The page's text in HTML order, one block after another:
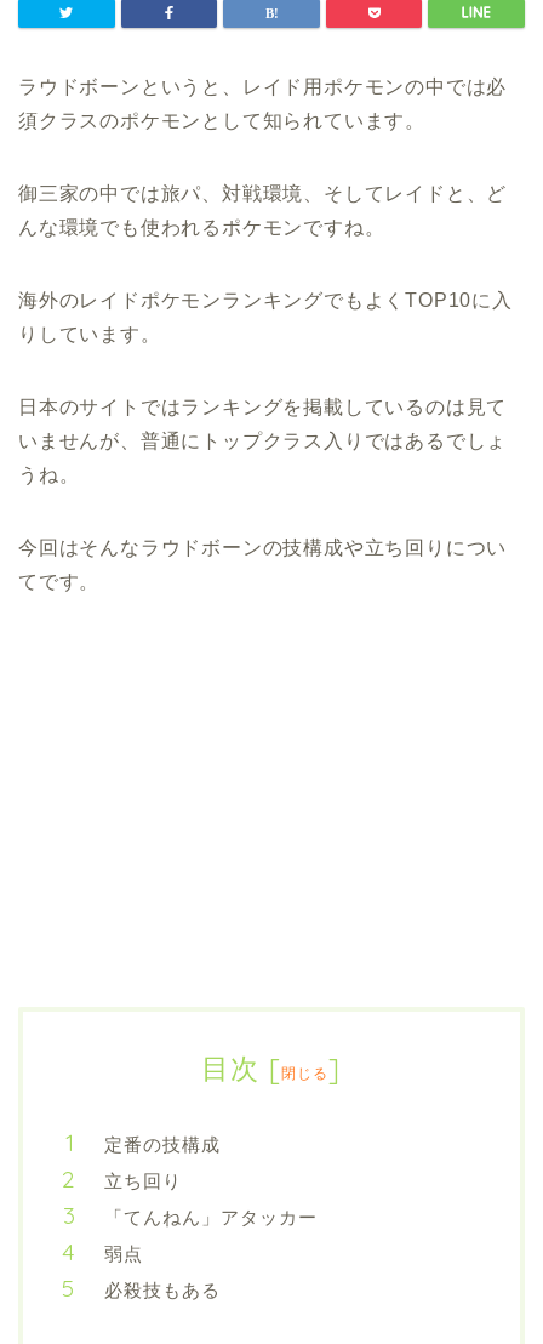
ラウドボーンというと、レイド用ポケモンの中では必
須クラスのポケモンとして知られています。
御三家の中では旅パ、対戦環境、そしてレイドと、ど
んな環境でも使われるポケモンですね。
海外のレイドポケモンランキングでもよくTOP10に入
りしています。
日本のサイトではランキングを掲載しているのは見て
いませんが、普通にトップクラス入りではあるでしょ
うね。
今回はそんなラウドボーンの技構成や立ち回りについ
てです。
目次 [閉じる]
定番の技構成
立ち回り
「てんねん」アタッカー
弱点
必殺技もある